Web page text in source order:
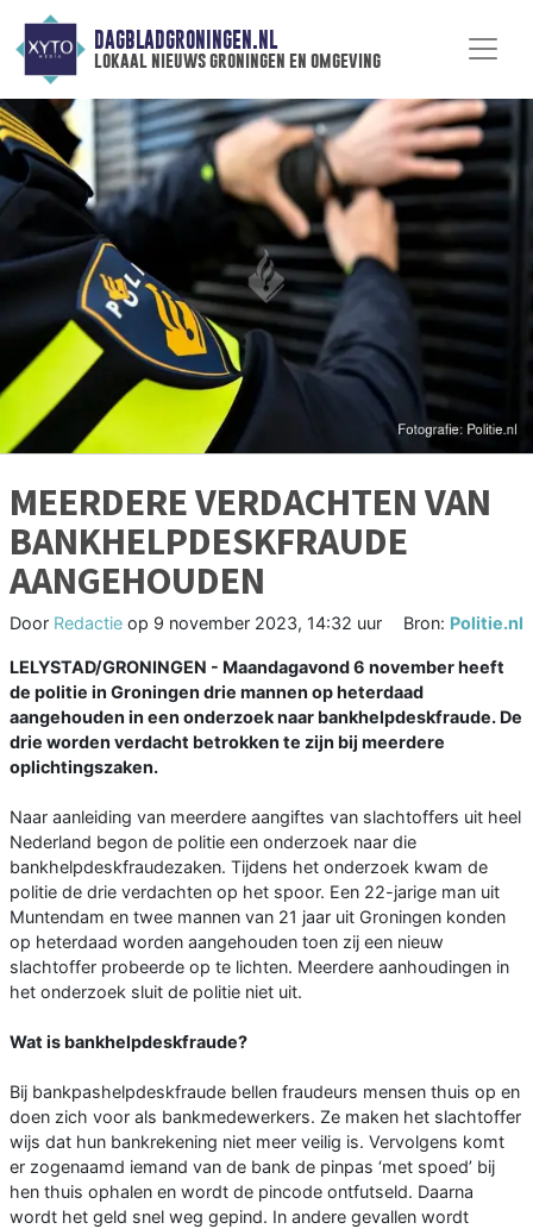
DAGBLADGRONINGEN.NL
lokaal nieuws groningen en omgeving
MEERDERE VERDACHTEN VAN
BANKHELPDESKFRAUDE
AANGEHOUDEN
Door Redactie op 9 november 2023, 14:32 uur Bron: Politie.nl
LELYSTAD/GRONINGEN - Maandagavond 6 november heeft
de politie in Groningen drie mannen op heterdaad
aangehouden in een onderzoek naar bankhelpdeskfraude. De
drie worden verdacht betrokken te zijn bij meerdere
oplichtingszaken.
Naar aanleiding van meerdere aangiftes van slachtoffers uit heel
Nederland begon de politie een onderzoek naar die
bankhelpdeskfraudezaken. Tijdens het onderzoek kwam de
politie de drie verdachten op het spoor. Een 22-jarige man uit
Muntendam en twee mannen van 21 jaar uit Groningen konden
op heterdaad worden aangehouden toen zij een nieuw
slachtoffer probeerde op te lichten. Meerdere aanhoudingen in
het onderzoek sluit de politie niet uit.
Wat is bankhelpdeskfraude?
Bij bankpashelpdeskfraude bellen fraudeurs mensen thuis op en
doen zich voor als bankmedewerkers. Ze maken het slachtoffer
wijs dat hun bankrekening niet meer veilig is. Vervolgens komt
er zogenaamd iemand van de bank de pinpas ‘met spoed’ bij
hen thuis ophalen en wordt de pincode ontfutseld. Daarna
wordt het geld snel weg gepind. In andere gevallen wordt